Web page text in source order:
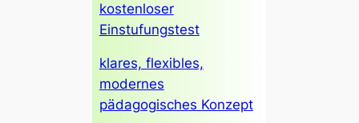
kostenloser
Einstufungstest
klares, flexibles,
modernes
pädagogisches Konzept